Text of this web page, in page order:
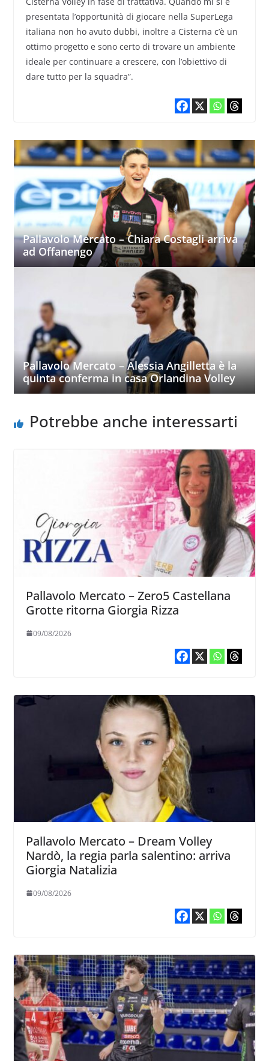
presentata l’opportunità di giocare nella SuperLega
italiana non ho avuto dubbi, inoltre a Cisterna c’è un
ottimo progetto e sono certo di trovare un ambiente
ideale per continuare a crescere, con l’obiettivo di
dare tutto per la squadra”.
Pallavolo Mercato – Chiara Costagli arriva
ad Offanengo
Pallavolo Mercato – Alessia Angilletta è la
quinta conferma in casa Orlandina Volley
Potrebbe anche interessarti
Pallavolo Mercato – Zero5 Castellana
Grotte ritorna Giorgia Rizza
09/08/2026
Pallavolo Mercato – Dream Volley
Nardò, la regia parla salentino: arriva
Giorgia Natalizia
09/08/2026